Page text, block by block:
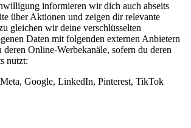
informieren wir dich auch abseits
über Aktionen und zeigen dir relevante
gleichen wir deine verschlüsselten
Daten mit folgenden externen Anbietern
deren Online-Werbekanäle, sofern du deren
nutzt:
Google, LinkedIn, Pinterest, TikTok